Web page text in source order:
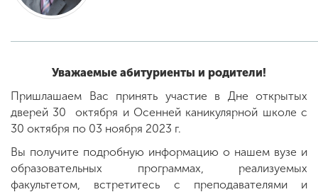
Приемная
комиссия
+7 (831) 262-26-20
Уважаемые абитуриенты и родители!
Пришлашаем Вас принять участие в Дне открытых
дверей 30 октября и Осенней каникулярной школе с
30 октября по 03 ноября 2023 г.
Вы получите подробную информацию о нашем вузе и
образовательных программах, реализуемых
факультетом, встретитесь с преподавателями и